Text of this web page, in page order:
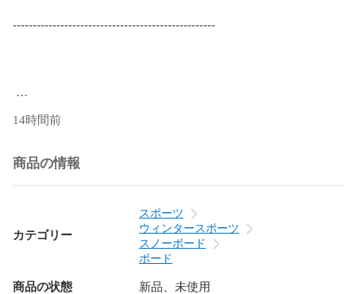
---------------------------------------------------
14時間前
商品の情報
カテゴリー
スポーツ
ウィンタースポーツ
スノーボード
ボード
商品の状態 新品、未使用